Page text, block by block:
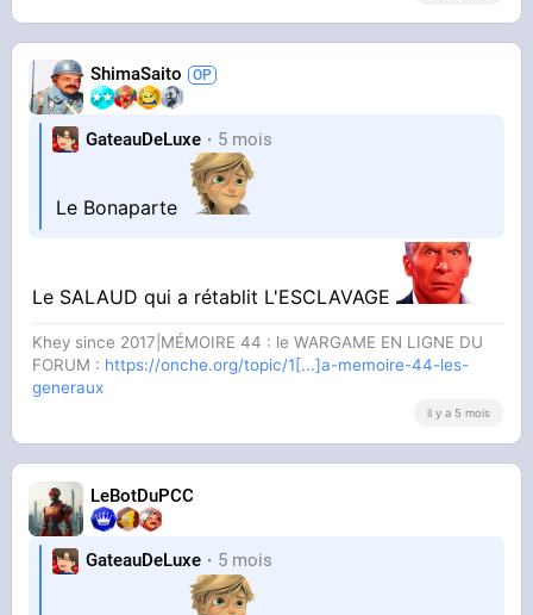
ShimaSaito
GateauDeLuxe 5 mois
Le Bonaparte
Le SALAUD qui a rétablit L'ESCLAVAGE
Khey since 2017|MÉMOIRE 44 : le WARGAME EN LIGNE DU
FORUM : https://onche.org/topic/1[...]a-memoire-44-les-
generaux
il y a 5 mois
LeBotDuPCC
GateauDeLuxe 5 mois